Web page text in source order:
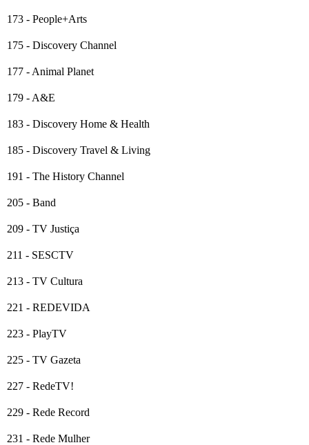
173 - People+Arts
175 - Discovery Channel
177 - Animal Planet
179 - A&E
183 - Discovery Home & Health
185 - Discovery Travel & Living
191 - The History Channel
205 - Band
209 - TV Justiça
211 - SESCTV
213 - TV Cultura
221 - REDEVIDA
223 - PlayTV
225 - TV Gazeta
227 - RedeTV!
229 - Rede Record
231 - Rede Mulher